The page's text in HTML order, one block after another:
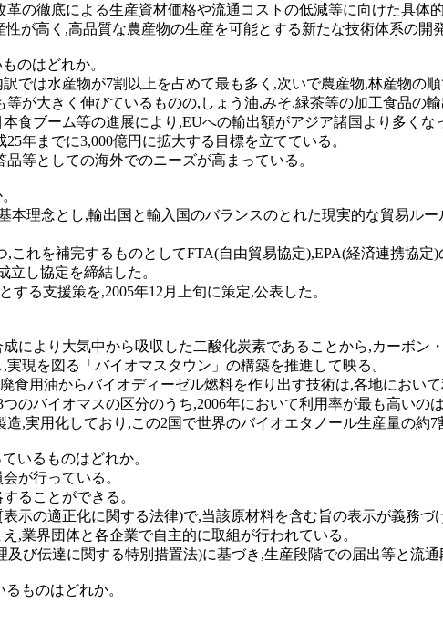
の徹底による生産資材価格や流通コストの低減等に向けた具体
が高く,高品質な農産物の生産を可能とする新たな技術体系の開
のはどれか。
では水産物が7割以上を占めて最も多く,次いで農産物,林産物の順
が大きく伸びているものの,しょう油,みそ,緑茶等の加工食品の輸
食ブーム等の進展により,EUへの輸出額がアジア諸国より多くな
年までに3,000億円に拡大する目標を立てている。
等としての海外でのニーズが高まっている。
理念とし,輸出国と輸入国のバランスのとれた現実的な貿易ルー
れを補完するものとしてFTA(自由貿易協定),EPA(経済連携協定)
立し協定を締結した。
る支援策を,2005年12月上旬に策定,公表した。
により大気中から吸収した二酸化炭素であることから,カーボン
現を図る「バイオマスタウン」の構築を推進して映る。
用油からバイオディーゼル燃料を作り出す技術は,各地において
バイオマスの区分のうち,2006年において利用率が最も高いの
,実用化しており,この2国で世界のバイオエタノール生産量の約7
いるものはどれか。
が行っている。
ることができる。
示の適正化に関する法律)で,当該原材料を含む旨の表示が義務づ
,業界団体と各企業で自主的に取組が行われている。
び伝達に関する特別措置法)に基づき,生産段階での届出等と流通
ものはどれか。